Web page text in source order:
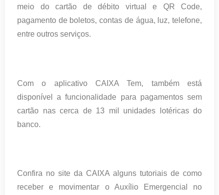
meio do cartão de débito virtual e QR Code,
pagamento de boletos, contas de água, luz, telefone,
entre outros serviços.
Com o aplicativo CAIXA Tem, também está
disponível a funcionalidade para pagamentos sem
cartão nas cerca de 13 mil unidades lotéricas do
banco.
Confira no site da CAIXA alguns tutoriais de como
receber e movimentar o Auxílio Emergencial no